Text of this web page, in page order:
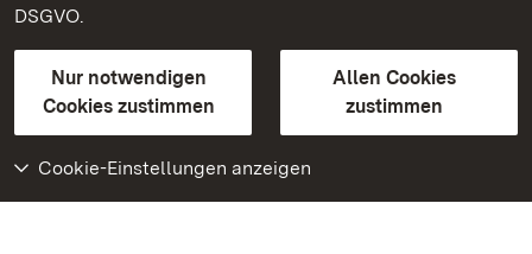
DSGVO.
Nur notwendigen
Cookies zustimmen
Allen Cookies
zustimmen
Cookie-Einstellungen anzeigen
Kontakt
GebärdenspracheLeichte Sprache
Erklärung zur Barrierefreiheit
BITV-konform (geprüfte Seiten)
Weiteres